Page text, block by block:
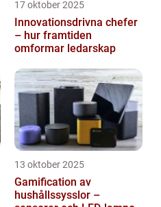
17 oktober 2025
Innovationsdrivna chefer
– hur framtiden
omformar ledarskap
13 oktober 2025
Gamification av
hushållssysslor –